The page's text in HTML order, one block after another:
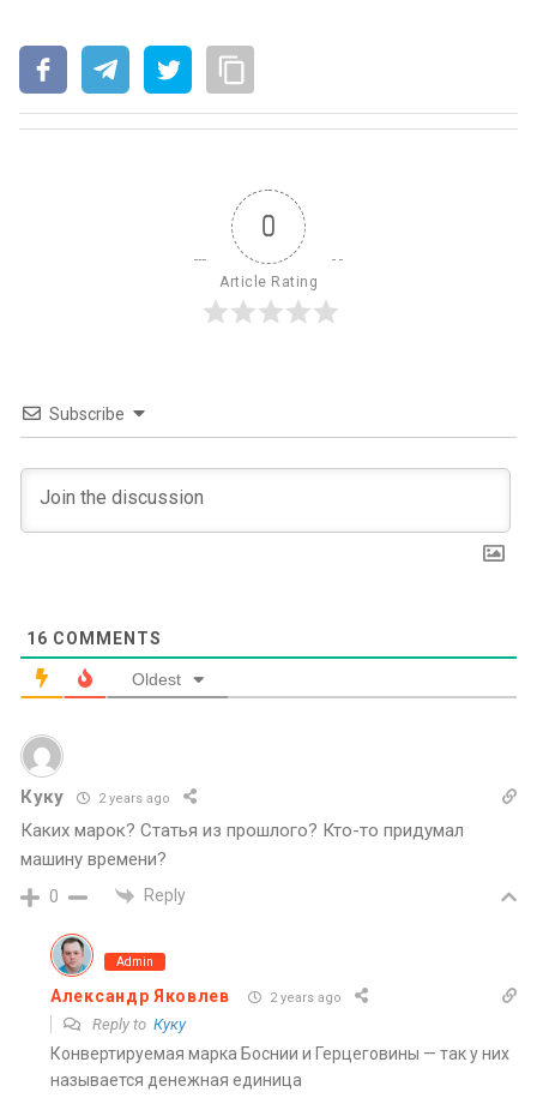
0
Article Rating
Subscribe
16 COMMENTS
Oldest
Куку 2 years ago
Каких марок? Статья из прошлого? Кто-то придумал
машину времени?
0 Reply
Admin
Александр Яковлев 2 years ago
Reply to Куку
Конвертируемая марка Боснии и Герцеговины — так у них
называется денежная единица